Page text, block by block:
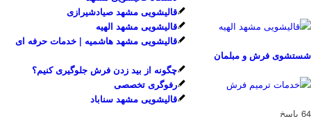
قالیشویی مشهد صیادشیرازی
قالیشویی مشهد الهیه
قالیشویی مشهد هاشمیه | خدمات حرفه ای
شستشوی فرش و مبلمان
چگونه از بید زدن فرش جلوگیری کنیم؟
رفوگری تخصصی
قالیشویی مشهد سناباد
64 پاسخ